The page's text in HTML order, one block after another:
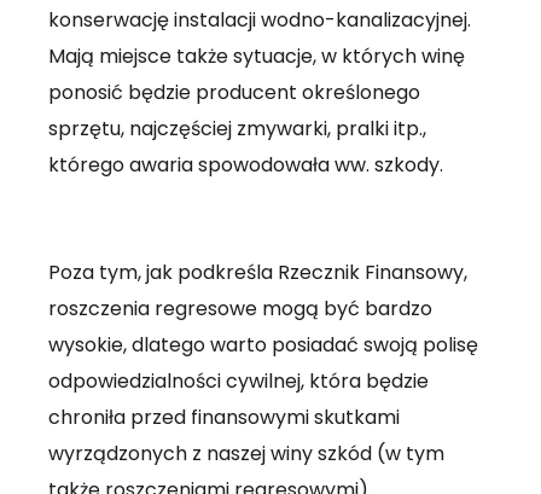
konserwację instalacji wodno-kanalizacyjnej.
Mają miejsce także sytuacje, w których winę
ponosić będzie producent określonego
sprzętu, najczęściej zmywarki, pralki itp.,
którego awaria spowodowała ww. szkody.
Poza tym, jak podkreśla Rzecznik Finansowy,
roszczenia regresowe mogą być bardzo
wysokie, dlatego warto posiadać swoją polisę
odpowiedzialności cywilnej, która będzie
chroniła przed finansowymi skutkami
wyrządzonych z naszej winy szkód (w tym